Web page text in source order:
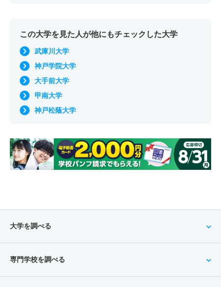
この大学を見た人が他にもチェックした大学
武庫川大学
神戸学院大学
大手前大学
甲南大学
神戸松蔭大学
大学を調べる
専門学校を調べる